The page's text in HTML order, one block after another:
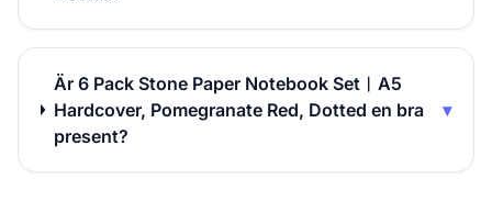
Är 6 Pack Stone Paper Notebook Set︱A5
Hardcover, Pomegranate Red, Dotted en bra
present?
▾